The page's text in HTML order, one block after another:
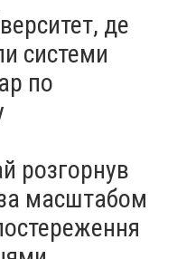
де
системи
по
розгорнув
масштабом